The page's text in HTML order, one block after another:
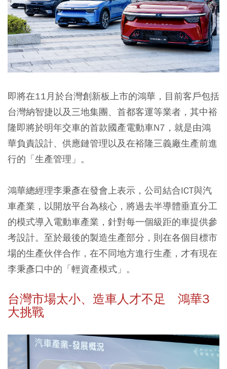
即將在11月於台灣創新板上市的鴻華，目前客戶包括
台灣納智捷以及三地集團、首都客運等業者，其中裕
隆即將於明年交車的首款國產電動車N7，就是由鴻
華負責設計、供應鏈管理以及在裕隆三義廠生產前進
行的「生產管理」。
鴻華總經理李秉彥在發會上表示，公司結合ICT與汽
車產業，以開放平台為核心，將過去半導體垂直分工
的模式導入電動車產業，針對每一個級距的車提供參
考設計。至於最後的製造生產部分，則在各個目標市
場的生產伙伴合作，在不同地方進行生產，才有現在
李秉彥口中的「輕資產模式」。
台灣市場太小、造車人才不足 鴻華3
大挑戰